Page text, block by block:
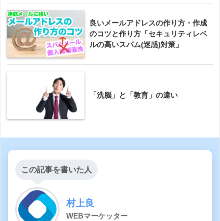
良いメールアドレスの作り方・作成
のコツと作り方「セキュリティレベ
ルの高いスパム(迷惑)対策」
「洗脳」と「教育」の違い
この記事を書いた人
村上良
WEBマーケッター